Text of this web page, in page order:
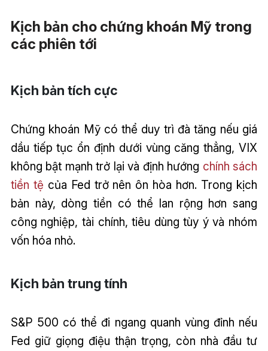
Kịch bản cho chứng khoán Mỹ trong
các phiên tới
Kịch bản tích cực
Chứng khoán Mỹ có thể duy trì đà tăng nếu giá
dầu tiếp tục ổn định dưới vùng căng thẳng, VIX
không bật mạnh trở lại và định hướng chính sách
tiền tệ của Fed trở nên ôn hòa hơn. Trong kịch
bản này, dòng tiền có thể lan rộng hơn sang
công nghiệp, tài chính, tiêu dùng tùy ý và nhóm
vốn hóa nhỏ.
Kịch bản trung tính
S&P 500 có thể đi ngang quanh vùng đỉnh nếu
Fed giữ giọng điệu thận trọng, còn nhà đầu tư